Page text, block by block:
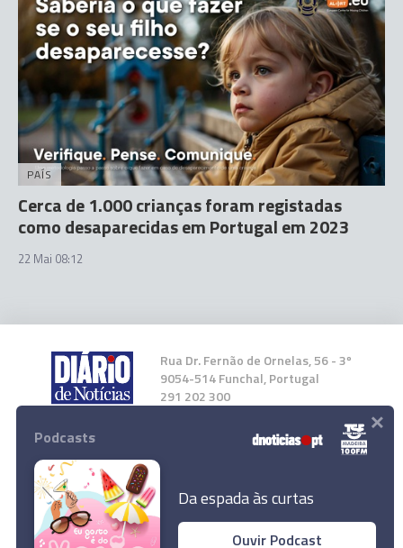
PAÍS
Cerca de 1.000 crianças foram registadas
como desaparecidas em Portugal em 2023
22 Mai 08:12
Rua Dr. Fernão de Ornelas, 56 - 3º
9054-514 Funchal, Portugal
291 202 300
Instale a nossa App
Podcasts
Da espada às curtas
Ouvir Podcast
×